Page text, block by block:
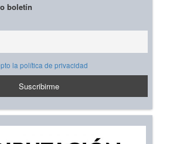
boletín
la política de privacidad